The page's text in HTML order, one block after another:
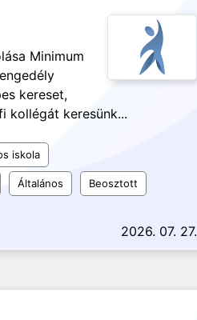
Minimum
kereset,
kollégát keresünk...
iskola
Általános Beosztott
2026. 07. 27.